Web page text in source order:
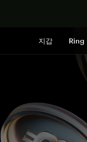
지갑 Ring